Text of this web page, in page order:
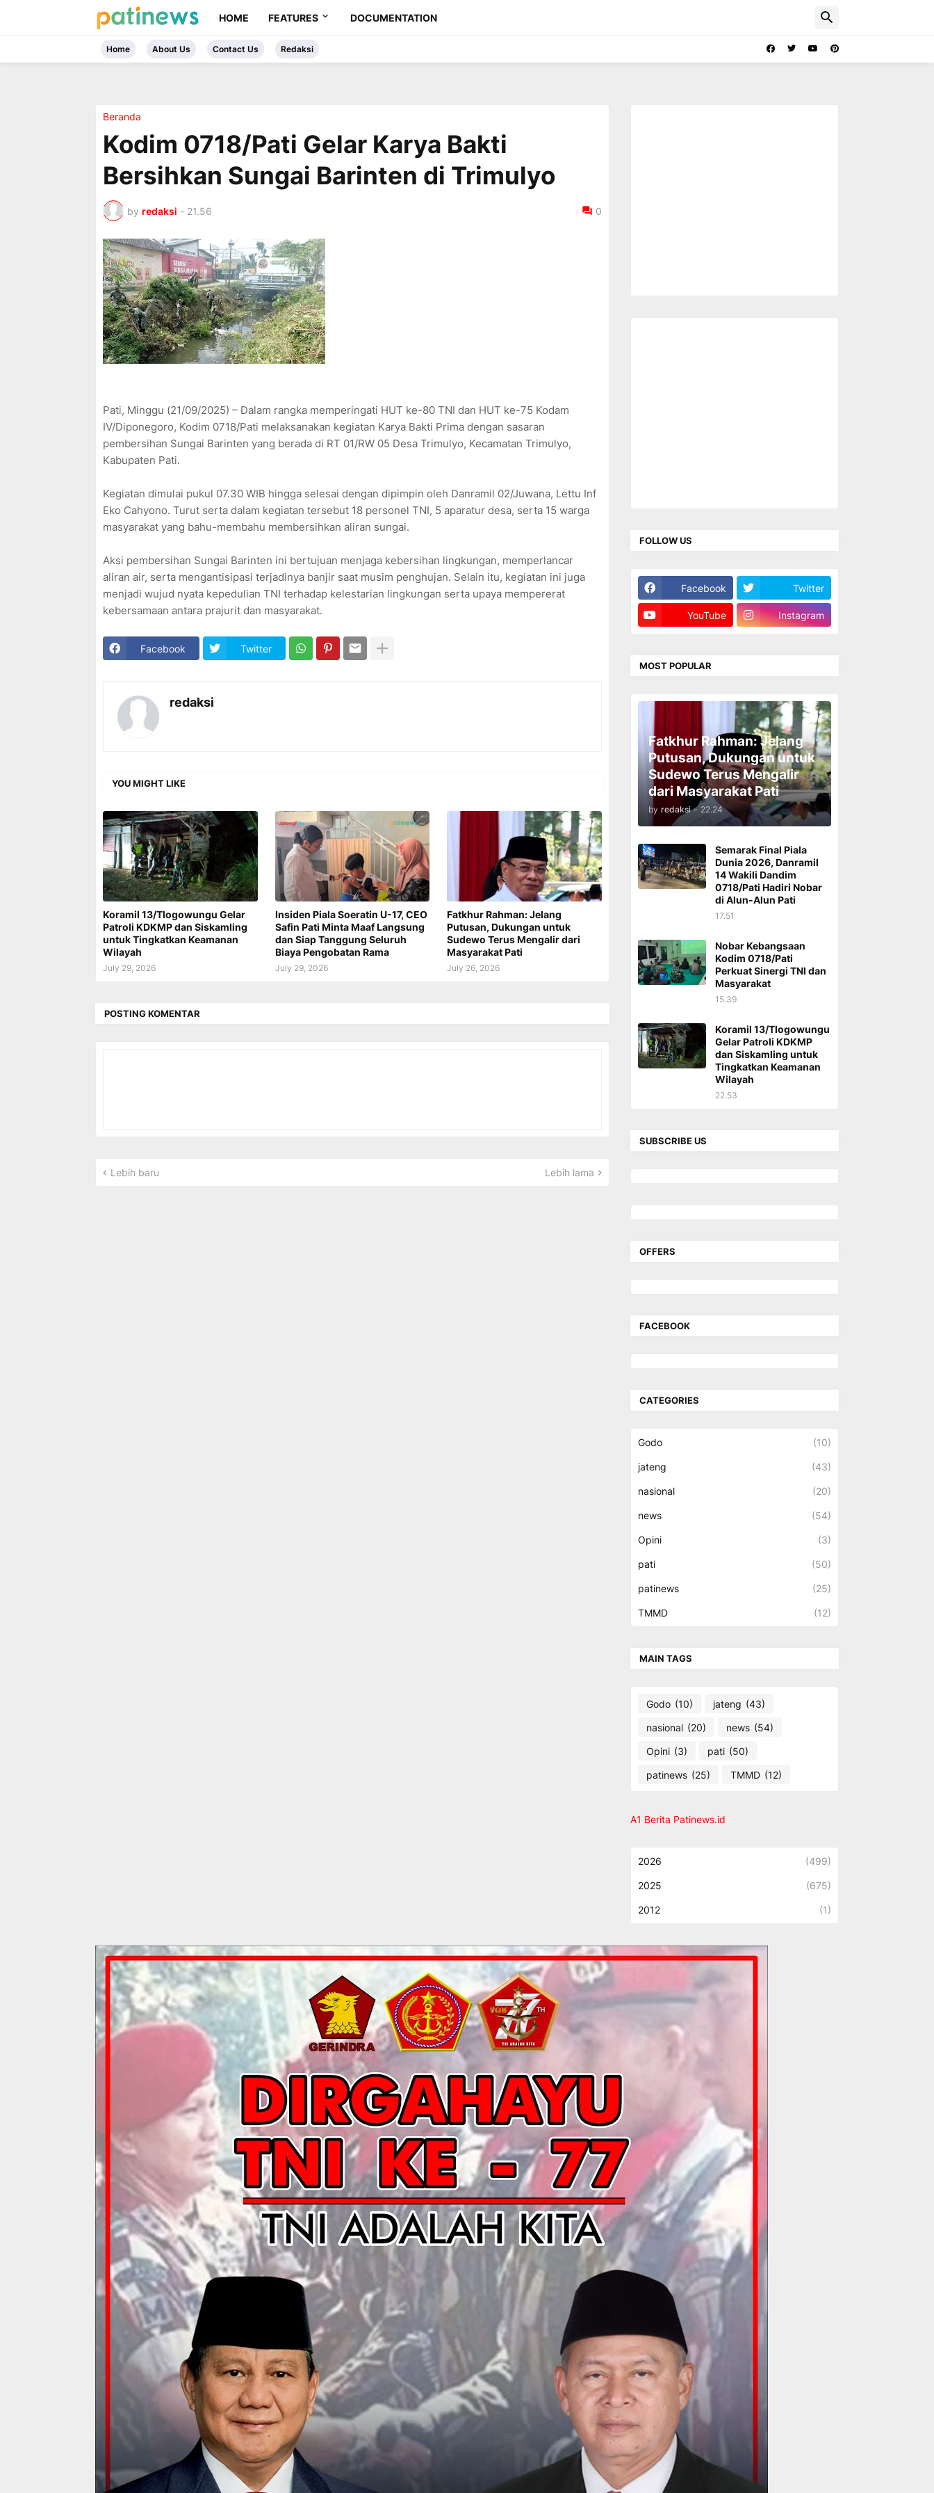
HOME FEATURES DOCUMENTATION
Home About Us Contact Us Redaksi
Beranda
Kodim 0718/Pati Gelar Karya Bakti
Bersihkan Sungai Barinten di Trimulyo
by redaksi - 21.56 0
Pati, Minggu (21/09/2025) – Dalam rangka memperingati HUT ke-80 TNI dan HUT ke-75 Kodam
IV/Diponegoro, Kodim 0718/Pati melaksanakan kegiatan Karya Bakti Prima dengan sasaran
pembersihan Sungai Barinten yang berada di RT 01/RW 05 Desa Trimulyo, Kecamatan Trimulyo,
Kabupaten Pati.
Kegiatan dimulai pukul 07.30 WIB hingga selesai dengan dipimpin oleh Danramil 02/Juwana, Lettu Inf
Eko Cahyono. Turut serta dalam kegiatan tersebut 18 personel TNI, 5 aparatur desa, serta 15 warga
masyarakat yang bahu-membahu membersihkan aliran sungai.
Aksi pembersihan Sungai Barinten ini bertujuan menjaga kebersihan lingkungan, memperlancar
aliran air, serta mengantisipasi terjadinya banjir saat musim penghujan. Selain itu, kegiatan ini juga
menjadi wujud nyata kepedulian TNI terhadap kelestarian lingkungan serta upaya mempererat
kebersamaan antara prajurit dan masyarakat.
Facebook Twitter
redaksi
YOU MIGHT LIKE
Koramil 13/Tlogowungu Gelar
Patroli KDKMP dan Siskamling
untuk Tingkatkan Keamanan
Wilayah
July 29, 2026
Insiden Piala Soeratin U-17, CEO
Safin Pati Minta Maaf Langsung
dan Siap Tanggung Seluruh
Biaya Pengobatan Rama
July 29, 2026
Fatkhur Rahman: Jelang
Putusan, Dukungan untuk
Sudewo Terus Mengalir dari
Masyarakat Pati
July 26, 2026
POSTING KOMENTAR
Lebih baru Lebih lama
FOLLOW US
Facebook Twitter
YouTube Instagram
MOST POPULAR
Fatkhur Rahman: Jelang
Putusan, Dukungan untuk
Sudewo Terus Mengalir
dari Masyarakat Pati
by redaksi - 22.24
Semarak Final Piala
Dunia 2026, Danramil
14 Wakili Dandim
0718/Pati Hadiri Nobar
di Alun-Alun Pati
17.51
Nobar Kebangsaan
Kodim 0718/Pati
Perkuat Sinergi TNI dan
Masyarakat
15.39
Koramil 13/Tlogowungu
Gelar Patroli KDKMP
dan Siskamling untuk
Tingkatkan Keamanan
Wilayah
22.53
SUBSCRIBE US
OFFERS
FACEBOOK
CATEGORIES
Godo (10)
jateng (43)
nasional (20)
news (54)
Opini (3)
pati (50)
patinews (25)
TMMD (12)
MAIN TAGS
Godo (10) jateng (43)
nasional (20) news (54)
Opini (3) pati (50)
patinews (25) TMMD (12)
A1 Berita Patinews.id
2026 (499)
2025 (675)
2012 (1)